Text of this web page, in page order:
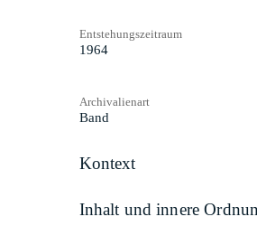
Entstehungszeitraum
1964
Archivalienart
Band
Kontext
Inhalt und innere